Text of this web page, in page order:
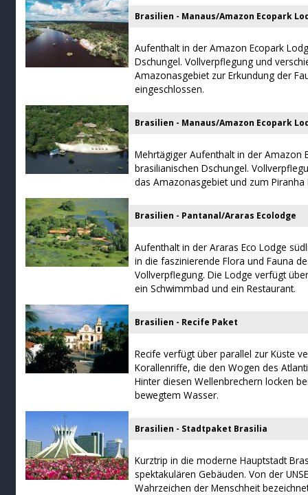
Brasilien - Manaus/Amazon Ecopark
Aufenthalt in der Amazon Ecopark
Dschungel. Vollverpflegung und
Amazonasgebiet zur Erkundung der
eingeschlossen.
Brasilien - Manaus/Amazon Ecopark
Mehrtägiger Aufenthalt in der Amazon
brasilianischen Dschungel.
das Amazonasgebiet und zum Piranha
Brasilien - Pantanal/Araras Ecolodge
Aufenthalt in der Araras Eco Lodge
in die faszinierende Flora und Fauna
Vollverpflegung. Die Lodge verfügt
ein Schwimmbad und ein Restaurant.
Brasilien - Recife Paket
Recife verfügt über parallel zur Küste
Korallenriffe, die den Wogen des
Hinter diesen Wellenbrechern locken
bewegtem Wasser.
Brasilien - Stadtpaket Brasilia
Kurztrip in die moderne Hauptstadt
spektakulären Gebäuden. Von der
Wahrzeichen der Menschheit